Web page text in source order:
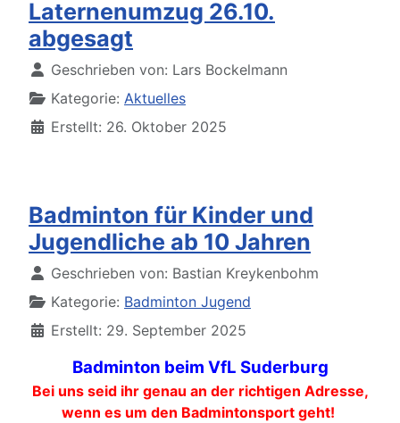
Laternenumzug 26.10.
abgesagt
DetailsGeschrieben von: Lars Bockelmann
Kategorie: Aktuelles
Erstellt: 26. Oktober 2025
Badminton für Kinder und
Jugendliche ab 10 Jahren
DetailsGeschrieben von: Bastian Kreykenbohm
Kategorie: Badminton Jugend
Erstellt: 29. September 2025
Badminton beim VfL Suderburg
Bei uns seid ihr genau an der richtigen Adresse,
wenn es um den Badmintonsport geht!